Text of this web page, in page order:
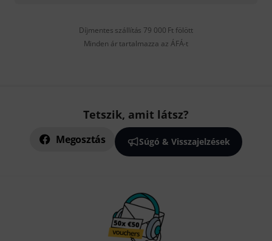
Díjmentes szállítás 79 000 Ft fölött
Minden ár tartalmazza az ÁFÁ-t
Tetszik, amit látsz?
Megosztás Súgó & Visszajelzések